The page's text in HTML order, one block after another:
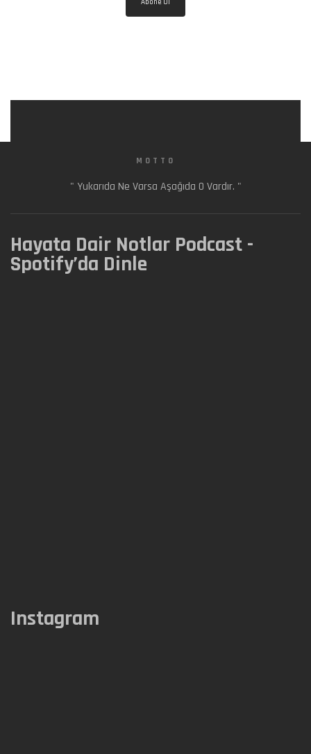
MOTTO
" Yukarıda Ne Varsa Aşağıda O Vardır. "
Hayata Dair Notlar Podcast -
Spotify’da Dinle
Instagram